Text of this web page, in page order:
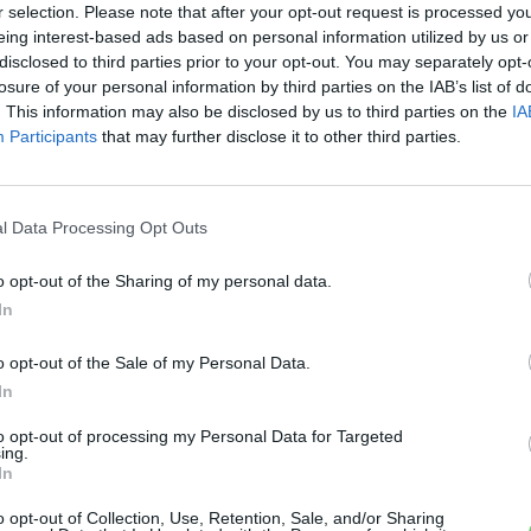
selection. Please note that after your opt-out request is processed
interest-based ads based on personal information utilized by us
to third parties prior to your opt-out. You may separately
of your personal information by third parties on the IAB’s list of
This information may also be disclosed by us to third parties on the
Participants that may further disclose it to other third parties.
Data Processing Opt Outs
opt-out of the Sharing of my personal data.
opt-out of the Sale of my Personal Data.
opt-out of processing my Personal Data for Targeted
opt-out of Collection, Use, Retention, Sale, and/or Sharing
A napelempiacra is beléphet a
világ egyik legnagyobb
akkugyártója, a CATL
Perovszkit napelemben látja a jövőt a CATL.